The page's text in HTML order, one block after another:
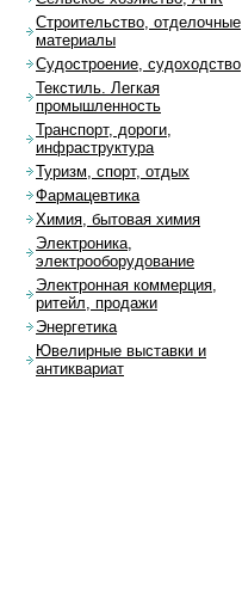
Строительство, отделочные
материалы
Судостроение, судоходство
Текстиль. Легкая
промышленность
Транспорт, дороги,
инфраструктура
Туризм, спорт, отдых
Фармацевтика
Химия, бытовая химия
Электроника,
электрооборудование
Электронная коммерция,
ритейл, продажи
Энергетика
Ювелирные выставки и
антиквариат